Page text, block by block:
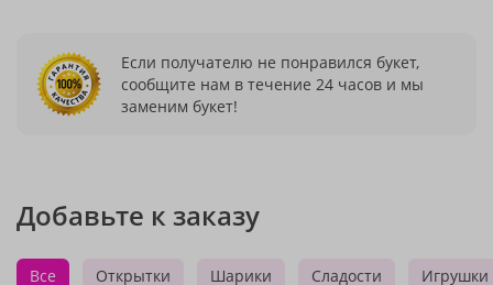
Если получателю не понравился букет,
сообщите нам в течение 24 часов и мы
заменим букет!
Добавьте к заказу
Все Открытки Шарики Сладости Игрушки